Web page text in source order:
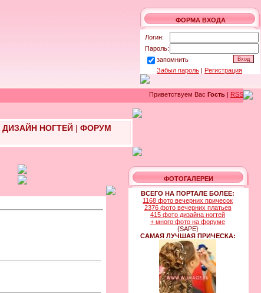
ФОРМА ВХОДА
Логин:
Пароль:
запомнить
Забыл пароль | Регистрация
Приветствуем Вас Гость | RSS
ДИЗАЙН НОГТЕЙ| ФОРУМ
ФОТОГАЛЕРЕИ
ВСЕГО НА ПОРТАЛЕ БОЛЕЕ:
1168 фото вечерних причесок
2376 фото вечерних платьев
415 фото дизайна ногтей
+ много фото на форуме
{SAPE}
САМАЯ ЛУЧШАЯ ПРИЧЕСКА: